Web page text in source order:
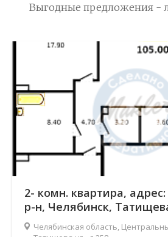
Выгодные предложения -
2- комн. квартира,
р-н, Челябинск,
Челябинская область,